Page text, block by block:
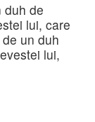
duh de
lui, care
un duh
lui,